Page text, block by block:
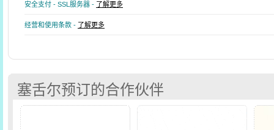
安全支付 - SSL服务器 - 了解更多
经营和使用条款 - 了解更多
塞舌尔预订的合作伙伴